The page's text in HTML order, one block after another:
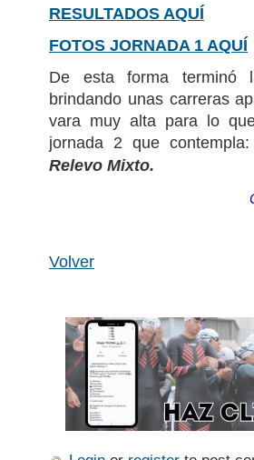
RESULTADOS AQUÍ
FOTOS JORNADA 1 AQUÍ
De esta forma terminó
brindando unas carreras
vara muy alta para lo
jornada 2 que
Relevo Mixto.
Volver